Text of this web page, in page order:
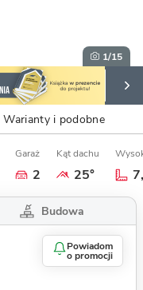
1/15
Warianty i podobne
Garaż
2
Kąt dachu
25°
Budowa
Powiadom
o promocji